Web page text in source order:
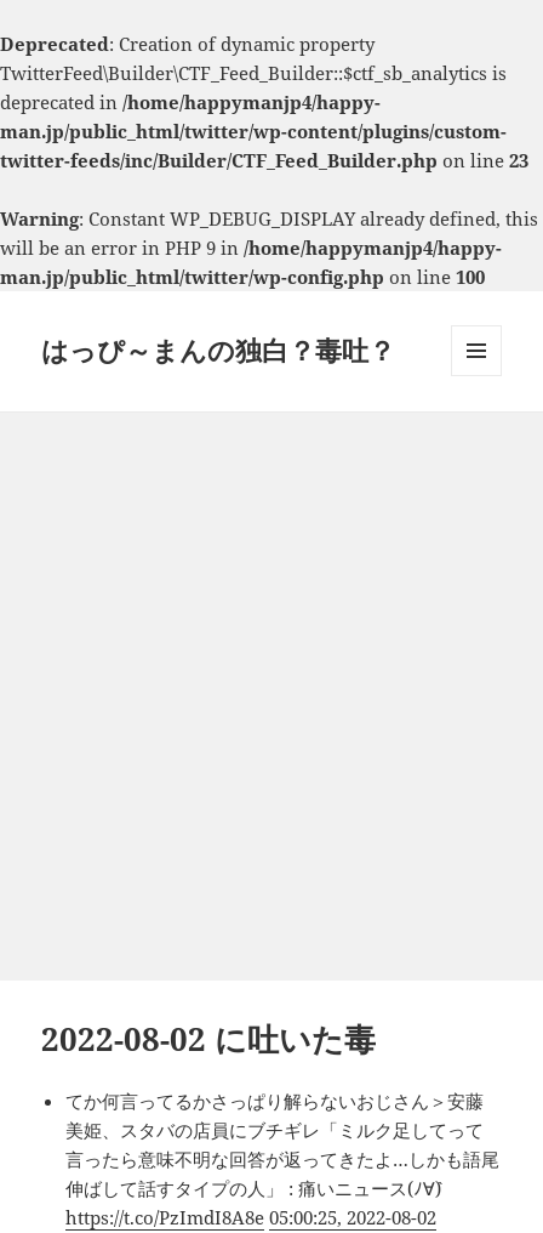
Deprecated: Creation of dynamic property
TwitterFeed\Builder\CTF_Feed_Builder::$ctf_sb_analytics is
deprecated in /home/happymanjp4/happy-
man.jp/public_html/twitter/wp-content/plugins/custom-
twitter-feeds/inc/Builder/CTF_Feed_Builder.php on line 23
Warning: Constant WP_DEBUG_DISPLAY already defined, this
will be an error in PHP 9 in /home/happymanjp4/happy-
man.jp/public_html/twitter/wp-config.php on line 100
はっぴ～まんの独白？毒吐？
2022-08-02 に吐いた毒
てか何言ってるかさっぱり解らないおじさん＞安藤
美姫、スタバの店員にブチギレ「ミルク足してって
言ったら意味不明な回答が返ってきたよ…しかも語尾
伸ばして話すタイプの人」 : 痛いニュース(ﾉ∀`)
https://t.co/PzImdI8A8e 05:00:25, 2022-08-02